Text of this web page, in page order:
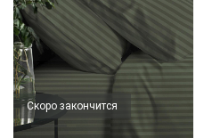
Скоро закончится